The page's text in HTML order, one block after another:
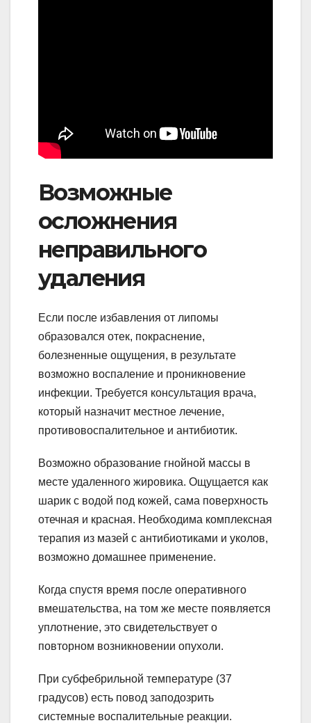
Возможные
осложнения
неправильного
удаления
Если после избавления от липомы
образовался отек, покраснение,
болезненные ощущения, в результате
возможно воспаление и проникновение
инфекции. Требуется консультация врача,
который назначит местное лечение,
противовоспалительное и антибиотик.
Возможно образование гнойной массы в
месте удаленного жировика. Ощущается как
шарик с водой под кожей, сама поверхность
отечная и красная. Необходима комплексная
терапия из мазей с антибиотиками и уколов,
возможно домашнее применение.
Когда спустя время после оперативного
вмешательства, на том же месте появляется
уплотнение, это свидетельствует о
повторном возникновении опухоли.
При субфебрильной температуре (37
градусов) есть повод заподозрить
системные воспалительные реакции.